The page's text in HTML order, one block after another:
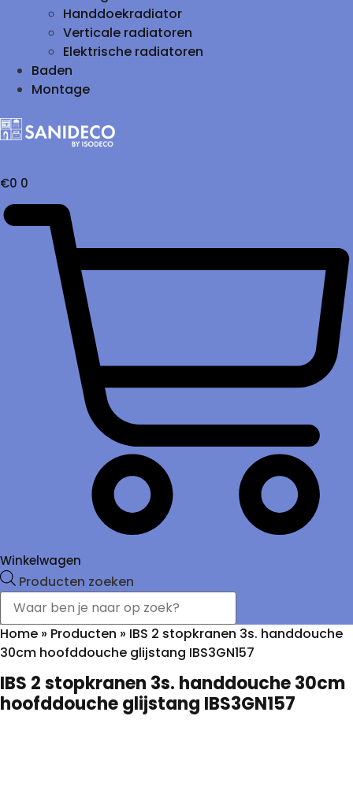
Handdoekradiator
Verticale radiatoren
Elektrische radiatoren
Baden
Montage
€0 0
Winkelwagen
Producten zoeken
Home » Producten » IBS 2 stopkranen 3s. handdouche
30cm hoofddouche glijstang IBS3GN157
IBS 2 stopkranen 3s. handdouche 30cm
hoofddouche glijstang IBS3GN157